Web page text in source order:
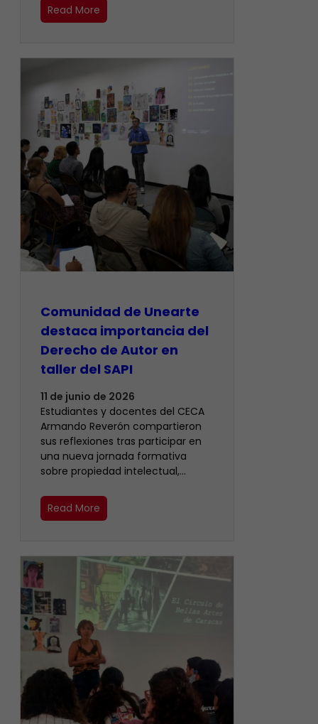
Read More
Comunidad de Unearte
destaca importancia del
Derecho de Autor en
taller del SAPI
11 de junio de 2026
Estudiantes y docentes del CECA
Armando Reverón compartieron
sus reflexiones tras participar en
una nueva jornada formativa
sobre propiedad intelectual,…
Read More